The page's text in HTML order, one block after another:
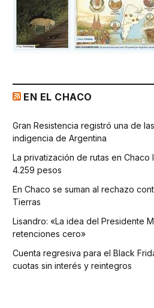
EN EL CHACO
Gran Resistencia registró una de
indigencia de Argentina
La privatización de rutas en
4.259 pesos
En Chaco se suman al rechazo
Tierras
Lisandro: «La idea del Presidente
retenciones cero»
Cuenta regresiva para el Black
cuotas sin interés y reintegros